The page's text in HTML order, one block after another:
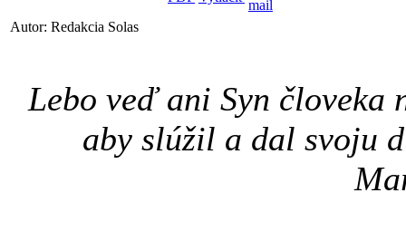
Autor: Redakcia Solas
Lebo veď ani Syn
aby slúžil a dal svoju